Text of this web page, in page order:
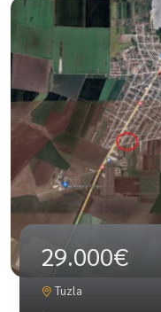
29.000€
Tuzla